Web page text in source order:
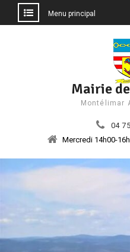
Menu principal
Mairie
Montélimar
04
Mercredi 14h00-